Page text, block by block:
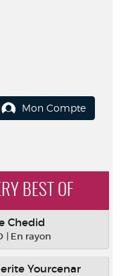
Mon Compte
BEST OF
Chedid
| En rayon
Yourcenar